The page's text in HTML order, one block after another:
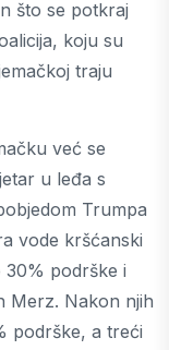
što se potkraj
koju su
traju
već se
u leđa s
Trumpa
vode kršćanski
30% podrške i
Merz. Nakon njih
podrške, a treći